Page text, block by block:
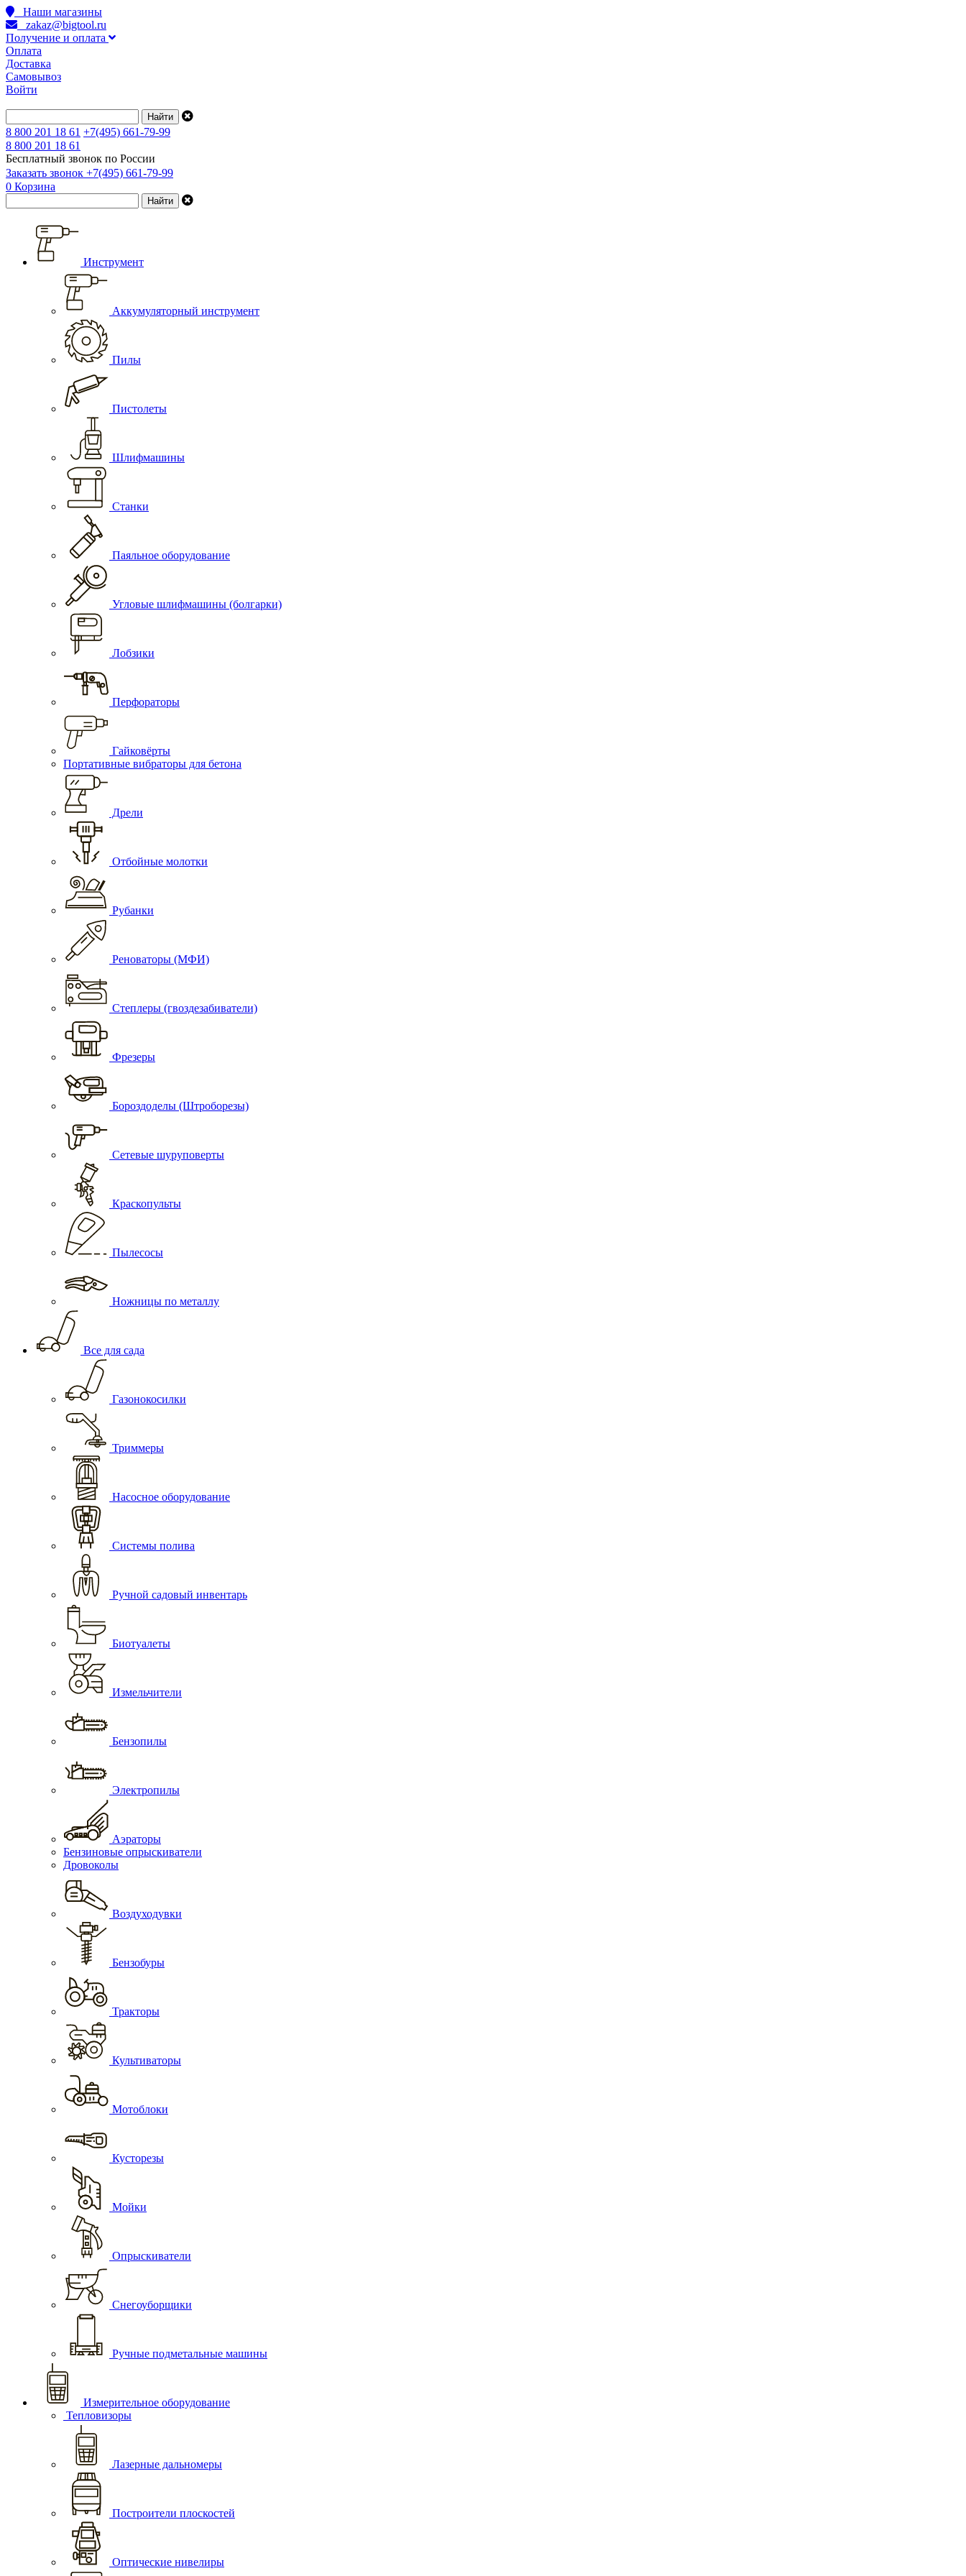
Наши магазины
zakaz@bigtool.ru
Получение и оплата
Оплата
Доставка
Самовывоз
Войти
8 800 201 18 61 +7(495) 661-79-99
8 800 201 18 61
Бесплатный звонок по России
Заказать звонок +7(495) 661-79-99
0 Корзина
Инструмент
Аккумуляторный инструмент
Пилы
Пистолеты
Шлифмашины
Станки
Паяльное оборудование
Угловые шлифмашины (болгарки)
Лобзики
Перфораторы
Гайковёрты
Портативные вибраторы для бетона
Дрели
Отбойные молотки
Рубанки
Реноваторы (МФИ)
Степлеры (гвоздезабиватели)
Фрезеры
Бороздоделы (Штроборезы)
Сетевые шуруповерты
Краскопульты
Пылесосы
Ножницы по металлу
Все для сада
Газонокосилки
Триммеры
Насосное оборудование
Системы полива
Ручной садовый инвентарь
Биотуалеты
Измельчители
Бензопилы
Электропилы
Аэраторы
Бензиновые опрыскиватели
Дровоколы
Воздуходувки
Бензобуры
Тракторы
Культиваторы
Мотоблоки
Кусторезы
Мойки
Опрыскиватели
Снегоуборщики
Ручные подметальные машины
Измерительное оборудование
Тепловизоры
Лазерные дальномеры
Построители плоскостей
Оптические нивелиры